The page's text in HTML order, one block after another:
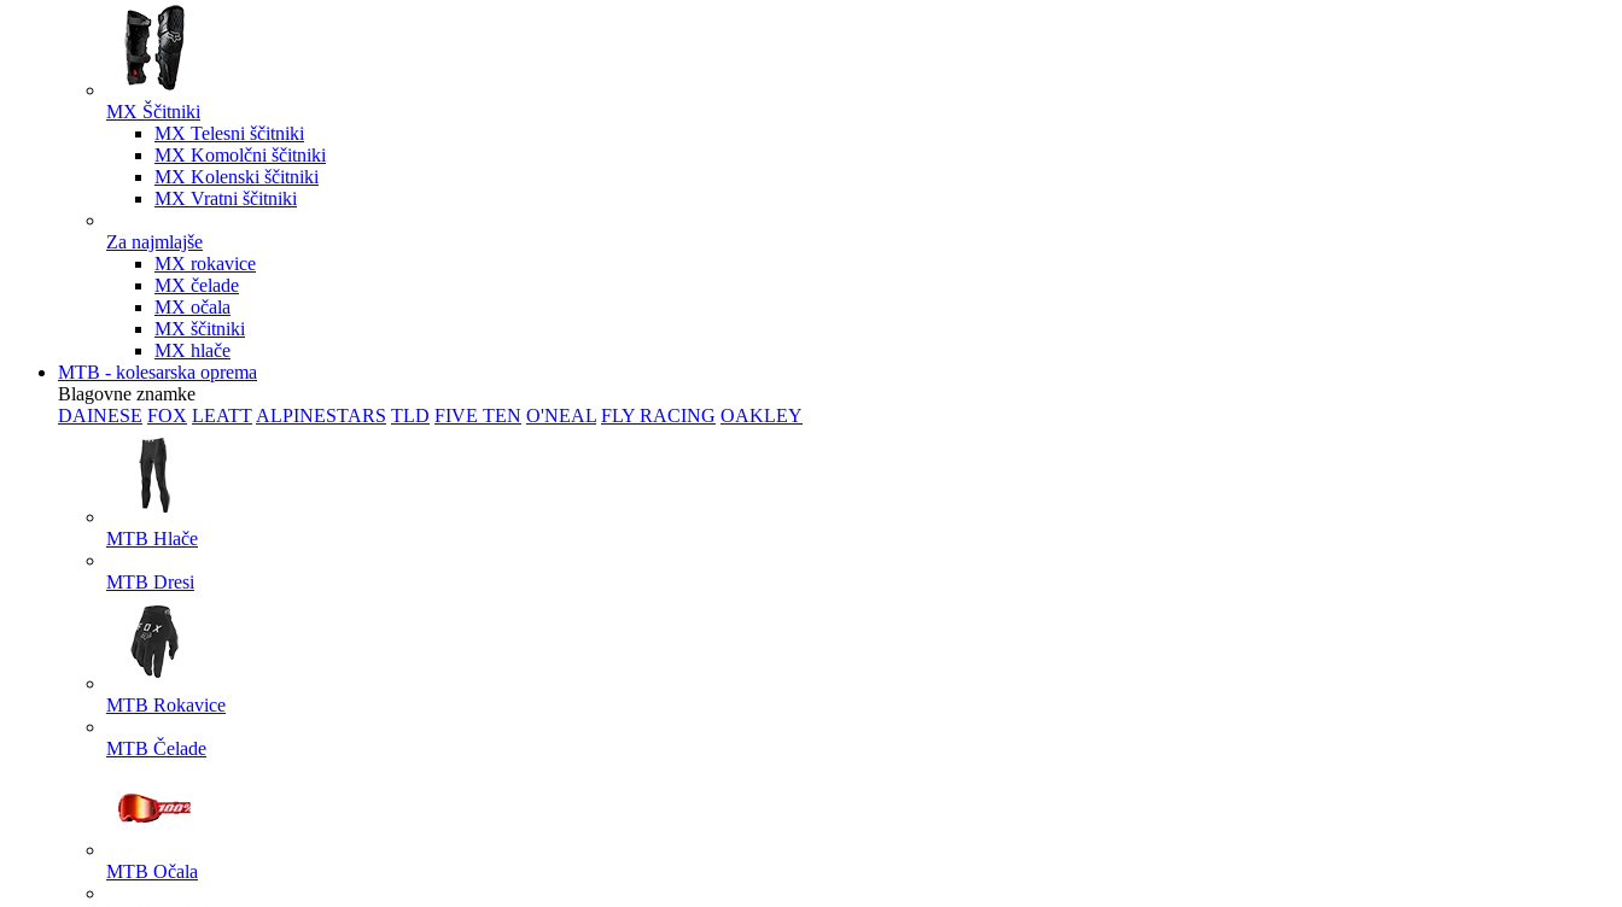
MX Ščitniki
MX Telesni ščitniki
MX Komolčni ščitniki
MX Kolenski ščitniki
MX Vratni ščitniki
Za najmlajše
MX rokavice
MX čelade
MX očala
MX ščitniki
MX hlače
MTB - kolesarska oprema
Blagovne znamke
DAINESE FOX LEATT ALPINESTARS TLD FIVE TEN O'NEAL FLY RACING OAKLEY
MTB Hlače
MTB Dresi
MTB Rokavice
MTB Čelade
MTB Očala